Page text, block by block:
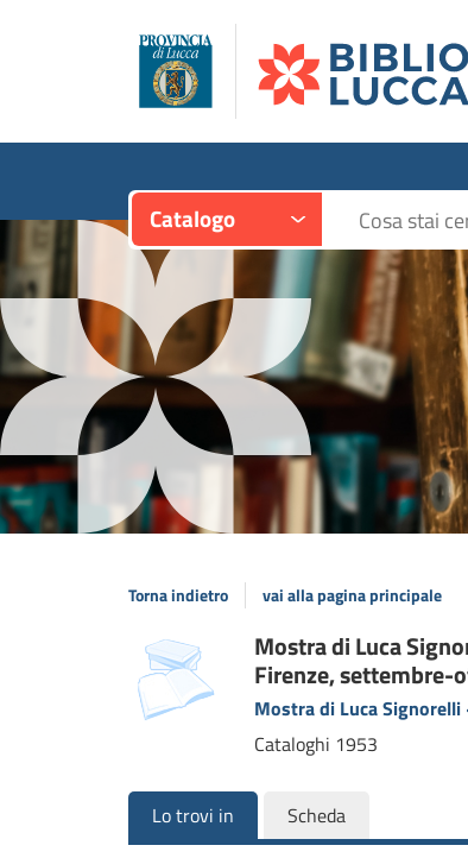
Catalogo Cerca su
Torna indietro vai alla pagina principale
Dettaglio
del
documento
copertina Mostra di Luca
Firenze, settembre-
Mostra di Luca
Cataloghi 1953
Lo trovi in Scheda